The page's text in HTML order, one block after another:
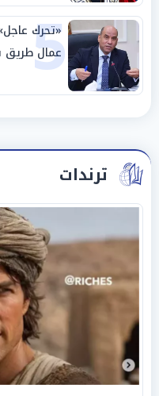
5
«تحرك
عمال طريق
ترندات